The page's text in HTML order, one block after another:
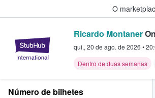
O
StubHub – onde
Ricardo Montaner
qui., 20 de ago. de 2026 •
Dentro de duas semanas
Número de bilhetes